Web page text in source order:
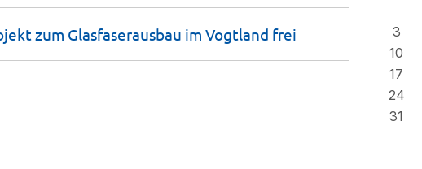
3
10
17
24
31
zum Glasfaserausbau im Vogtland frei